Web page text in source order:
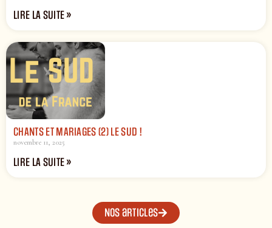
LIRE LA SUITE »
CHANTS ET MARIAGES (2) LE SUD !
novembre 11, 2025
LIRE LA SUITE »
Nos articles